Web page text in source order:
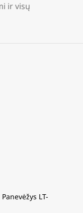
ir visų
LT-